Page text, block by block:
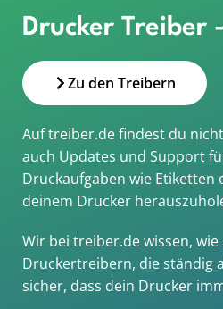
Drucker Treiber
Zu den Treibern
Auf treiber.de findest du
auch Updates und Support
Druckaufgaben wie
deinem Drucker
Wir bei treiber.de wissen,
Druckertreibern, die ständig
sicher, dass dein Drucker